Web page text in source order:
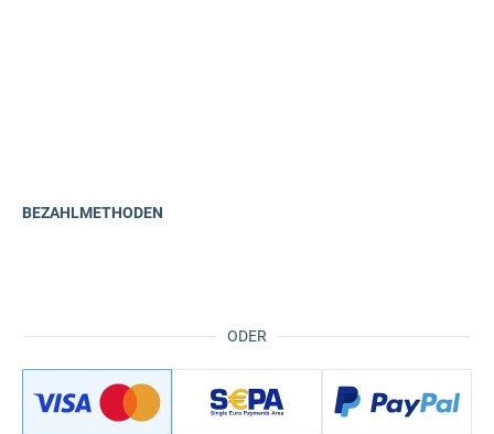
ODER
BEZAHLMETHODEN